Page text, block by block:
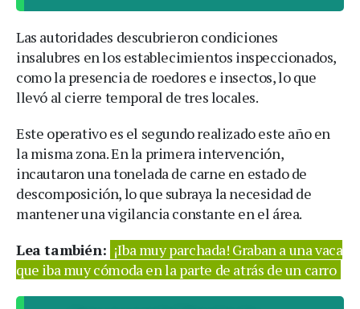
Las autoridades descubrieron condiciones
insalubres en los establecimientos inspeccionados,
como la presencia de roedores e insectos, lo que
llevó al cierre temporal de tres locales.
Este operativo es el segundo realizado este año en
la misma zona. En la primera intervención,
incautaron una tonelada de carne en estado de
descomposición, lo que subraya la necesidad de
mantener una vigilancia constante en el área.
Lea también: ¡Iba muy parchada! Graban a una vaca
que iba muy cómoda en la parte de atrás de un carro